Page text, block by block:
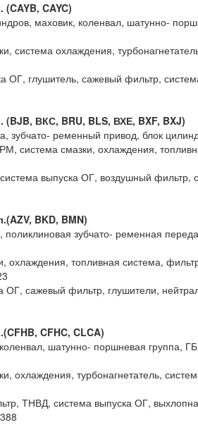
CAYC)
маховик, коленвал, шатунно-
система охлаждения,
ОГ, глушитель, сажевый фильтр,
ВКС, BRU, BLS, ВХЕ, BXF, BXJ)
зубчато- ременный привод, блок
система смазки, охлаждения,
выпуска ОГ, воздушный фильтр,
BKD, BMN)
поликлиновая зубчато- ременная
топливная система,
сажевый фильтр, глушители,
CFHC, CLCA)
шатунно- поршневая группа,
охлаждения, турбонагнетатель,
ТНВД, система выпуска ОГ,